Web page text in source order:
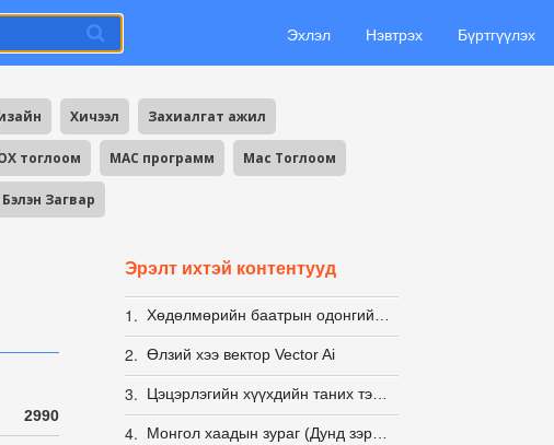
Эхлэл Нэвтрэх Бүртгүүлэх
Хичээл Захиалгат ажил
тоглоом MAC программ Mac Тоглоом
Загвар
2990
Эрэлт ихтэй контентууд
1.
2. Өлзий хээ вектор Vector Ai
3.
4.